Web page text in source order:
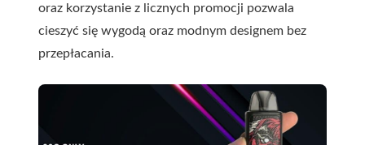
oraz korzystanie z licznych promocji pozwala
cieszyć się wygodą oraz modnym designem bez
przepłacania.